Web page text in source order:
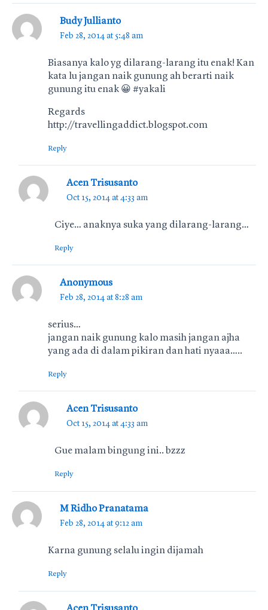
Budy Jullianto
Feb 28, 2014 at 5:48 am
Biasanya kalo yg dilarang-larang itu enak! Kan
kata lu jangan naik gunung ah berarti naik
gunung itu enak 😀 #yakali
Regards
http://travellingaddict.blogspot.com
Reply
Acen Trisusanto
Oct 15, 2014 at 4:33 am
Ciye… anaknya suka yang dilarang-larang…
Reply
Anonymous
Feb 28, 2014 at 8:28 am
serius…
jangan naik gunung kalo masih jangan ajha
yang ada di dalam pikiran dan hati nyaaa…..
Reply
Acen Trisusanto
Oct 15, 2014 at 4:33 am
Gue malam bingung ini.. bzzz
Reply
M Ridho Pranatama
Feb 28, 2014 at 9:12 am
Karna gunung selalu ingin dijamah
Reply